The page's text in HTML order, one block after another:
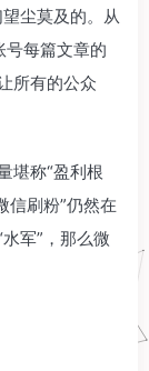
望尘莫及的。从
号每篇文章的
所有的公众
称“盈利根
信刷粉”仍然在
军”，那么微